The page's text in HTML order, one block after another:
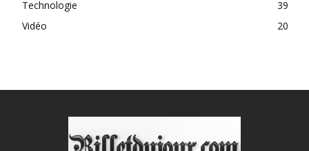
Technologie
39
Vidéo
20